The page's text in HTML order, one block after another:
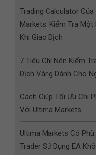
Trading Calculator Của
Markets: Kiểm Tra Một
Khi Giao Dịch
7 Tiêu Chí Nên Kiểm
Dịch Vàng Dành Cho
Cách Giúp Tối Ưu Chi
Với Ultima Markets
Ultima Markets Có
Trader Sử Dụng EA